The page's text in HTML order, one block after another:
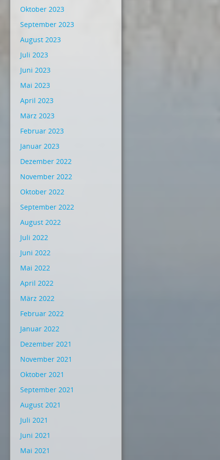
Oktober 2023
September 2023
August 2023
Juli 2023
Juni 2023
Mai 2023
April 2023
März 2023
Februar 2023
Januar 2023
Dezember 2022
November 2022
Oktober 2022
September 2022
August 2022
Juli 2022
Juni 2022
Mai 2022
April 2022
März 2022
Februar 2022
Januar 2022
Dezember 2021
November 2021
Oktober 2021
September 2021
August 2021
Juli 2021
Juni 2021
Mai 2021